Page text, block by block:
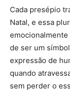
Cada presépio
Natal, e essa
de ser um
expressão de
quando
sem perder o